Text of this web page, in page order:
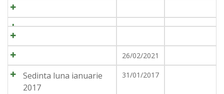
26/02/2021
Sedinta luna ianuarie
2017
31/01/2017